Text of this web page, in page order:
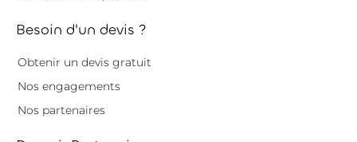
Besoin d'un devis ?
Obtenir un devis gratuit
Nos engagements
Nos partenaires